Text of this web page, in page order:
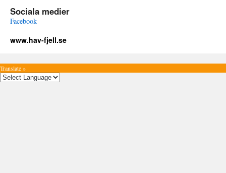
Sociala medier
Facebook
www.hav-fjell.se
Translate »